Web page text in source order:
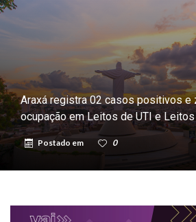
Araxá registra 02 casos positivos e
ocupação em Leitos de UTI e
Postado em 0